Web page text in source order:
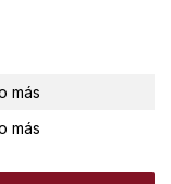
más
más